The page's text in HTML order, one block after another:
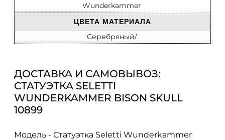
Wunderkammer
ЦВЕТА МАТЕРИАЛА
Серебряный/
ДОСТАВКА И САМОВЫВОЗ:
СТАТУЭТКА SELETTI
WUNDERKAMMER BISON SKULL
10899
Модель - Статуэтка Seletti Wunderkammer